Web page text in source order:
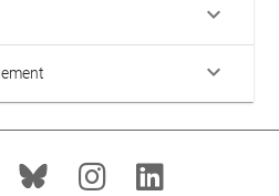
keyboard_arrow_down
keyboard_arrow_down